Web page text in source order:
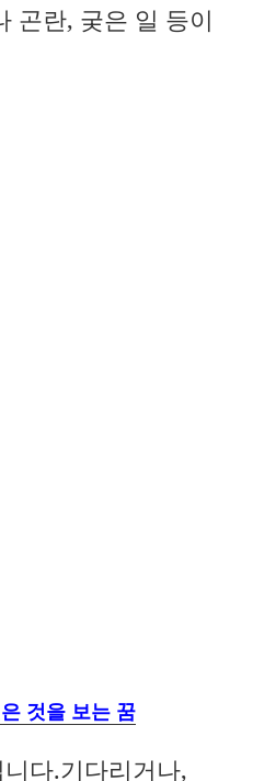
곤란, 궂은 일 등이
것을 보는 꿈
다.기다리거나,